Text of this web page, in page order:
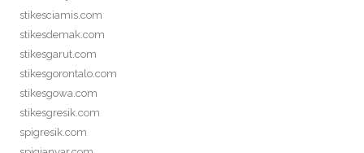
stikesciamis.com
stikesdemak.com
stikesgarut.com
stikesgorontalo.com
stikesgowa.com
stikesgresik.com
spigresik.com